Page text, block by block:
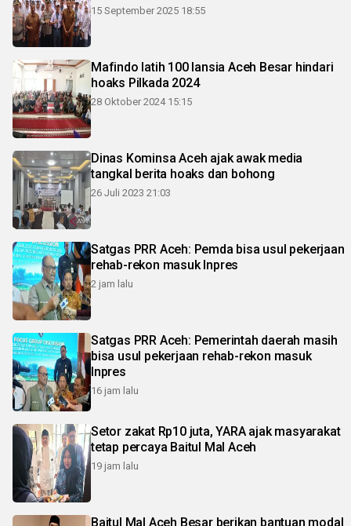
15 September 2025 18:55
Mafindo latih 100 lansia Aceh Besar hindari
hoaks Pilkada 2024
28 Oktober 2024 15:15
Dinas Kominsa Aceh ajak awak media
tangkal berita hoaks dan bohong
26 Juli 2023 21:03
Satgas PRR Aceh: Pemda bisa usul pekerjaan
rehab-rekon masuk Inpres
2 jam lalu
Satgas PRR Aceh: Pemerintah daerah masih
bisa usul pekerjaan rehab-rekon masuk
Inpres
16 jam lalu
Setor zakat Rp10 juta, YARA ajak masyarakat
tetap percaya Baitul Mal Aceh
19 jam lalu
Baitul Mal Aceh Besar berikan bantuan modal